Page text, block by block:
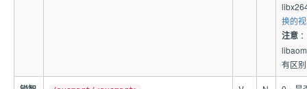
换的
注意
有区